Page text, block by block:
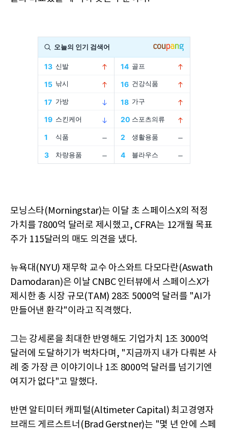
모닝스타(Morningstar)는 이달 초 스페이스X의 적정
가치를 7800억 달러로 제시했고, CFRA는 12개월 목표
주가 115달러의 매도 의견을 냈다.
뉴욕대(NYU) 재무학 교수 아스와트 다모다란(Aswath
Damodaran)은 이날 CNBC 인터뷰에서 스페이스X가
제시한 총 시장 규모(TAM) 28조 5000억 달러를 "AI가
만들어낸 환각"이라고 직격했다.
그는 강세론을 최대한 반영해도 기업가치 1조 3000억
달러에 도달하기가 벅차다며, "지금까지 내가 다뤄본 사
례 중 가장 큰 이야기이나 1조 8000억 달러를 넘기기엔
여지가 없다"고 말했다.
반면 알티미터 캐피털(Altimeter Capital) 최고경영자
브래드 게르스트너(Brad Gerstner)는 "몇 년 안에 스페